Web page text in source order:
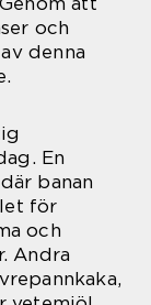
och
denna
En
banan
för
och
Andra